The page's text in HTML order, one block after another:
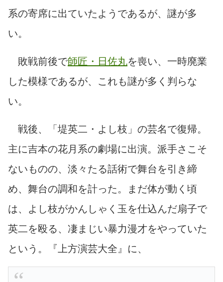
系の寄席に出ていたようであるが、謎が多
い。
敗戦前後で師匠・日佐丸を喪い、一時廃業
した模様であるが、これも謎が多く判らな
い。
戦後、「堤英二・よし枝」の芸名で復帰。
主に吉本の花月系の劇場に出演。派手さこそ
ないものの、淡々たる話術で舞台を引き締
め、舞台の調和を計った。まだ体が動く頃
は、よし枝がかんしゃく玉を仕込んだ扇子で
英二を殴る、凄まじい暴力漫才をやっていた
という。『上方演芸大全』に、